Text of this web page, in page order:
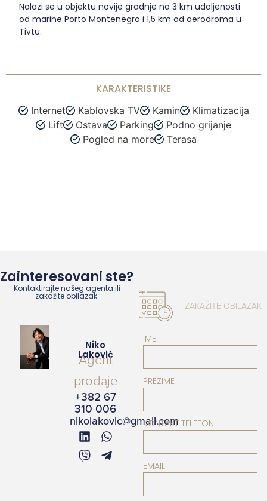
Nalazi se u objektu novije gradnje na 3 km udaljenosti
od marine Porto Montenegro i 1,5 km od aerodroma u
Tivtu.
KARAKTERISTIKE
Internet Kablovska TV Kamin
Klimatizacija
Lift
Ostava Parking
Podno grijanje
Pogled na more
Terasa
Zainteresovani ste?
Kontaktirajte našeg agenta ili
zakažite obilazak.
Niko
Laković
Agent
prodaje
+382 67
310 006
nikolakovic@gmail.com
ZAKAŽITE OBILAZAK
IME
PREZIME
KONTAKT TELEFON
EMAIL